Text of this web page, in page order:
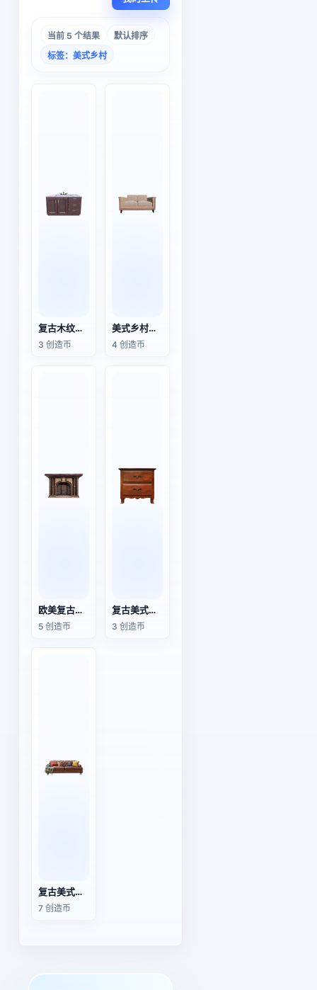
当前 5 个结果
默认排序
标签：美式乡村
复古木纹浴室洗手台带水磨石台面3D模型
3 创造币
美式乡村卡其色布艺双人位一字型沙发
4 创造币
欧美复古做旧橡木玄关台壁炉
5 创造币
复古美式乡村实木床头柜
3 创造币
复古美式乡村油蜡皮沙发
7 创造币